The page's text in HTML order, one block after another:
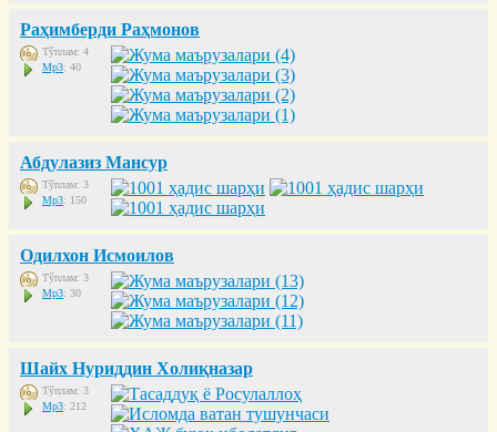
Раҳимберди Раҳмонов
Тўплам: 4
Mp3: 40
Абдулазиз Мансур
Тўплам: 3
Mp3: 150
Одилхон Исмоилов
Тўплам: 3
Mp3: 30
Шайх Нуриддин Холиқназар
Тўплам: 3
Mp3: 212